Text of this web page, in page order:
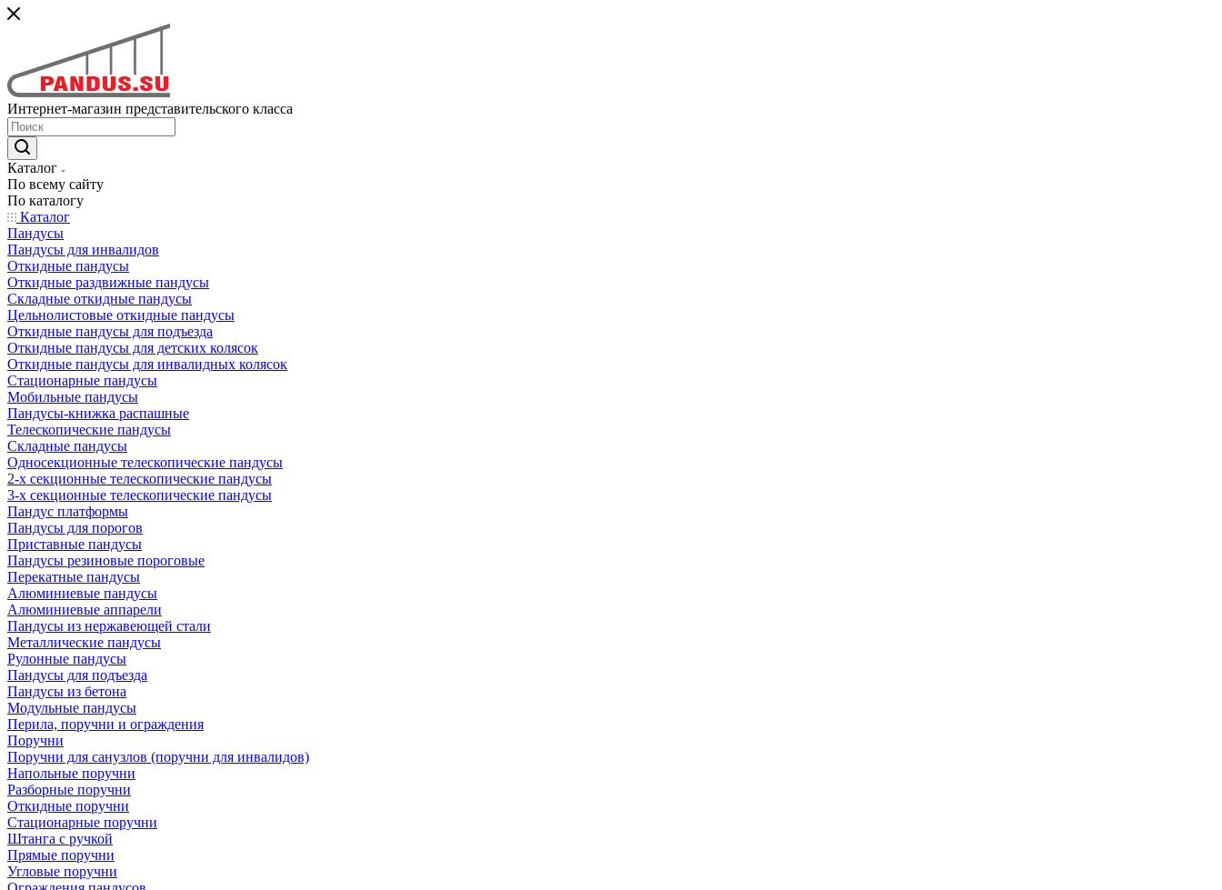
Интернет-магазин представительского класса
Каталог
По всему сайту
По каталогу
Каталог
Пандусы
Пандусы для инвалидов
Откидные пандусы
Откидные раздвижные пандусы
Складные откидные пандусы
Цельнолистовые откидные пандусы
Откидные пандусы для подъезда
Откидные пандусы для детских колясок
Откидные пандусы для инвалидных колясок
Стационарные пандусы
Мобильные пандусы
Пандусы-книжка распашные
Телескопические пандусы
Складные пандусы
Односекционные телескопические пандусы
2-х секционные телескопические пандусы
3-х секционные телескопические пандусы
Пандус платформы
Пандусы для порогов
Приставные пандусы
Пандусы резиновые пороговые
Перекатные пандусы
Алюминиевые пандусы
Алюминиевые аппарели
Пандусы из нержавеющей стали
Металлические пандусы
Рулонные пандусы
Пандусы для подъезда
Пандусы из бетона
Модульные пандусы
Перила, поручни и ограждения
Поручни
Поручни для санузлов (поручни для инвалидов)
Напольные поручни
Разборные поручни
Откидные поручни
Стационарные поручни
Штанга с ручкой
Прямые поручни
Угловые поручни